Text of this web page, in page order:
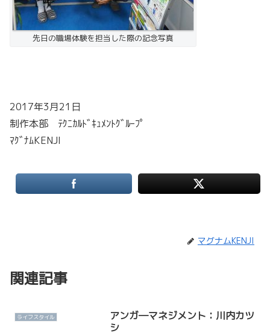
先日の職場体験を担当した際の記念写真
2017年3月21日
制作本部 ﾃｸﾆｶﾙﾄﾞｷｭﾒﾝﾄｸﾞﾙｰﾌﾟ
ﾏｸﾞﾅﾑKENJI
マグナムKENJI
関連記事
ライフスタイル
アンガ―マネジメント：川内カツ
シ